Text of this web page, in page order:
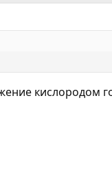
кислородом